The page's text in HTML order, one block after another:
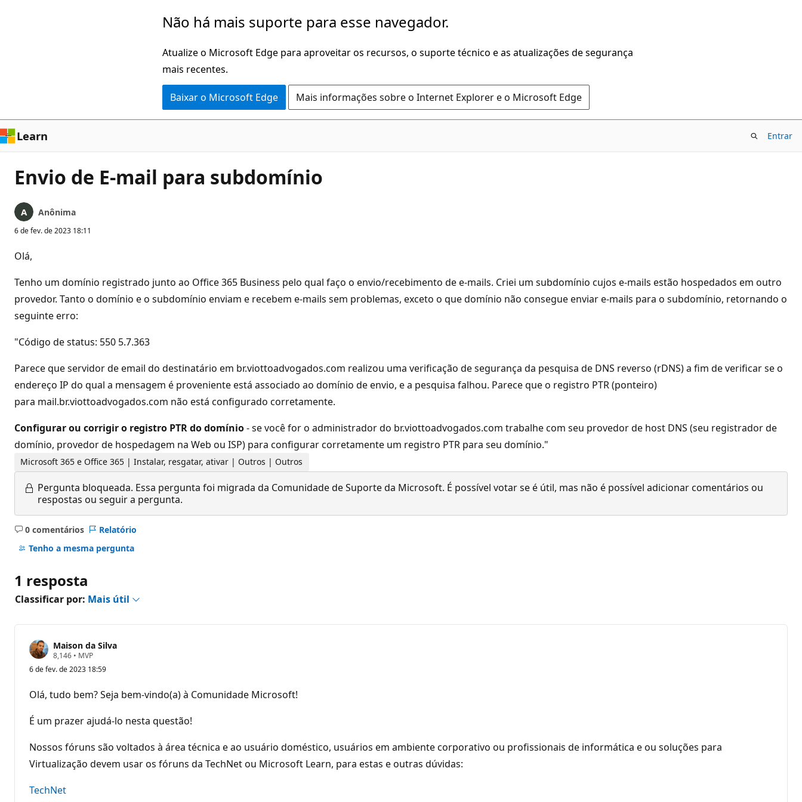
Não há mais suporte para esse navegador.
Atualize o Microsoft Edge para aproveitar os recursos, o suporte técnico e as atualizações de segurança
mais recentes.
Baixar o Microsoft Edge Mais informações sobre o Internet Explorer e o Microsoft Edge
Learn Entrar
Envio de E-mail para subdomínio
Anônima
6 de fev. de 2023 18:11
Olá,
Tenho um domínio registrado junto ao Office 365 Business pelo qual faço o envio/recebimento de e-mails. Criei um subdomínio cujos e-mails estão hospedados em outro
provedor. Tanto o domínio e o subdomínio enviam e recebem e-mails sem problemas, exceto o que domínio não consegue enviar e-mails para o subdomínio, retornando o
seguinte erro:
"Código de status: 550 5.7.363
Parece que servidor de email do destinatário em br.viottoadvogados.com realizou uma verificação de segurança da pesquisa de DNS reverso (rDNS) a fim de verificar se o
endereço IP do qual a mensagem é proveniente está associado ao domínio de envio, e a pesquisa falhou. Parece que o registro PTR (ponteiro)
para mail.br.viottoadvogados.com não está configurado corretamente.
Configurar ou corrigir o registro PTR do domínio- se você for o administrador do br.viottoadvogados.com trabalhe com seu provedor de host DNS (seu registrador de
domínio, provedor de hospedagem na Web ou ISP) para configurar corretamente um registro PTR para seu domínio."
Microsoft 365 e Office 365 | Instalar, resgatar, ativar | Outros | Outros
Pergunta bloqueada. Essa pergunta foi migrada da Comunidade de Suporte da Microsoft. É possível votar se é útil, mas não é possível adicionar comentários ou
respostas ou seguir a pergunta.
0 comentários
Sem
comentários
Relatório
Tenho a mesma pergunta
1 resposta
Classificar por: Mais útil
Maison da Silva
8,146 P
n
o
s
e
r
p
u
t
a
• MVP
6 de fev. de 2023 18:59
Olá, tudo bem? Seja bem-vindo(a) à Comunidade Microsoft!
É um prazer ajudá-lo nesta questão!
Nossos fóruns são voltados à área técnica e ao usuário doméstico, usuários em ambiente corporativo ou profissionais de informática e ou soluções para
Virtualização devem usar os fóruns da TechNet ou Microsoft Learn, para estas e outras dúvidas:
TechNet